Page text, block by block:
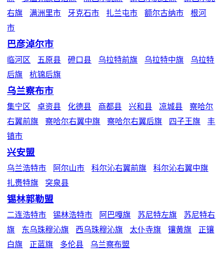
右旗
满洲里市 牙克石市 扎兰屯市 额尔古纳市
根河
市
巴彦淖尔市
临河区 五原县 磴口县 乌拉特前旗 乌拉特中旗
乌拉特
后旗
杭锦后旗
乌兰察布市
集宁区 卓资县 化德县 商都县 兴和县 凉城县
察哈尔
右翼前旗
察哈尔右翼中旗 察哈尔右翼后旗 四子王旗
丰
镇市
兴安盟
乌兰浩特市 阿尔山市 科尔沁右翼前旗
科尔沁右翼中旗
扎赉特旗
突泉县
锡林郭勒盟
二连浩特市 锡林浩特市 阿巴嘎旗 苏尼特左旗
苏尼特右
旗
东乌珠穆沁旗 西乌珠穆沁旗 太仆寺旗 镶黄旗
正镶
白旗
正蓝旗 多伦县 乌兰察布盟